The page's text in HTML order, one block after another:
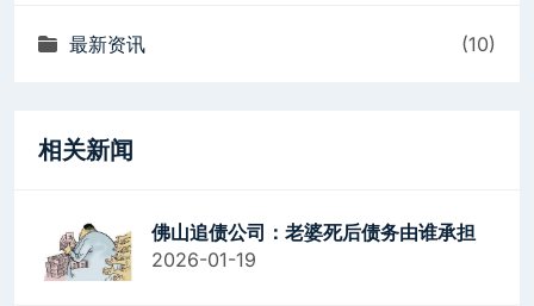
最新资讯 (10)
相关新闻
佛山追债公司：老婆死后债务由谁承担
2026-01-19